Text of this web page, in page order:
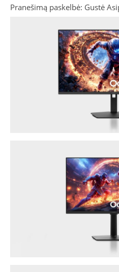
Pranešimą paskelbė: Gustė